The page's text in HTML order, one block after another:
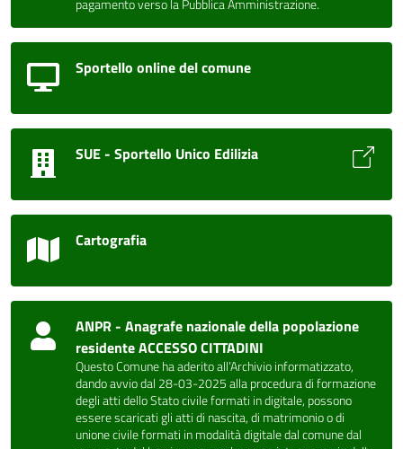
pagamento verso la Pubblica Amministrazione.
Sportello online del comune
SUE - Sportello Unico Edilizia
Cartografia
ANPR - Anagrafe nazionale della popolazione
residente ACCESSO CITTADINI
Questo Comune ha aderito all’Archivio informatizzato,
dando avvio dal 28-03-2025 alla procedura di formazione
degli atti dello Stato civile formati in digitale, possono
essere scaricati gli atti di nascita, di matrimonio o di
unione civile formati in modalità digitale dal comune dal